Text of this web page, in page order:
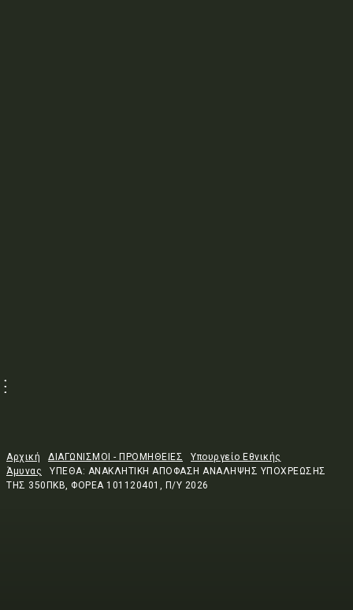
Αρχική ΔΙΑΓΩΝΙΣΜΟΙ - ΠΡΟΜΗΘΕΙΕΣ
Υπουργείο Εθνικής
Άμυνας
ΥΠΕΘΑ: ΑΝΑΚΛΗΤΙΚΗ ΑΠΟΦΑΣΗ ΑΝΑΛΗΨΗΣ ΥΠΟΧΡΕΩΣΗΣ
ΤΗΣ 350ΠΚΒ, ΦΟΡΕΑ 101120401, Π/Υ 2026